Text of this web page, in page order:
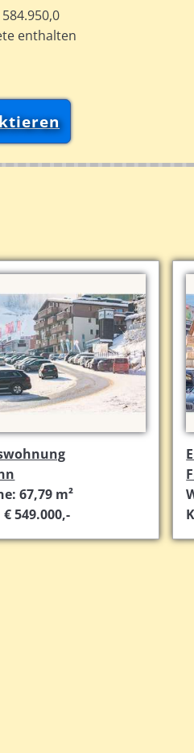
enthalten
67,79 m²
549.000,-